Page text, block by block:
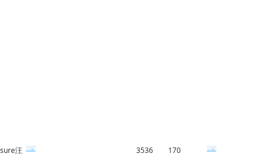
sure汪 3536 170